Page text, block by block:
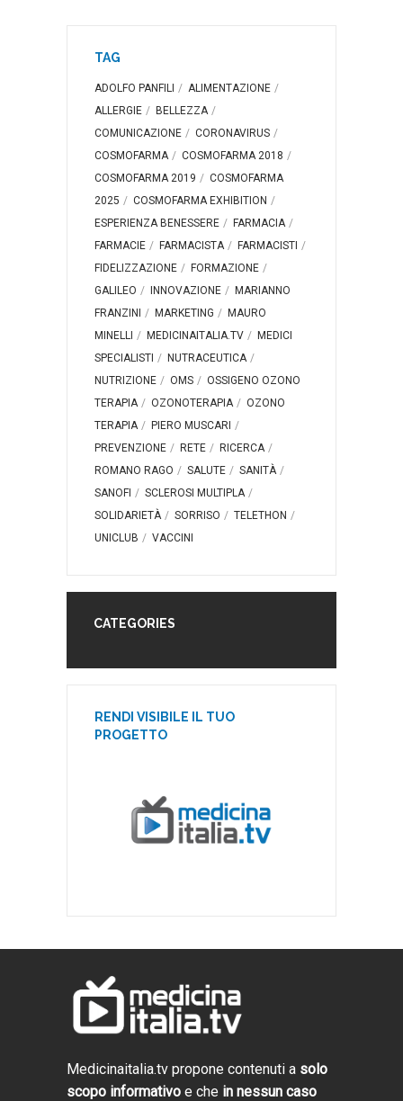
TAG
ADOLFO PANFILI
ALIMENTAZIONE
ALLERGIE
BELLEZZA
COMUNICAZIONE
CORONAVIRUS
COSMOFARMA
COSMOFARMA 2018
COSMOFARMA 2019
COSMOFARMA
2025
COSMOFARMA EXHIBITION
ESPERIENZA BENESSERE
FARMACIA
FARMACIE
FARMACISTA
FARMACISTI
FIDELIZZAZIONE
FORMAZIONE
GALILEO
INNOVAZIONE
MARIANNO
FRANZINI
MARKETING
MAURO
MINELLI
MEDICINAITALIA.TV
MEDICI
SPECIALISTI
NUTRACEUTICA
NUTRIZIONE
OMS
OSSIGENO OZONO
TERAPIA
OZONOTERAPIA
OZONO
TERAPIA
PIERO MUSCARI
PREVENZIONE
RETE
RICERCA
ROMANO RAGO
SALUTE
SANITÀ
SANOFI
SCLEROSI MULTIPLA
SOLIDARIETÀ
SORRISO
TELETHON
UNICLUB
VACCINI
CATEGORIES
RENDI VISIBILE IL TUO
PROGETTO
Medicinaitalia.tv propone contenuti a solo
scopo informativo e che in nessun caso